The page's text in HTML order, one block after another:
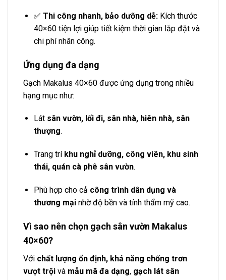
✅ Thi công nhanh, bảo dưỡng dễ:Kích thước
40×60 tiện lợi giúp tiết kiệm thời gian lắp đặt và
chi phí nhân công.
Ứng dụng đa dạng
Gạch Makalus 40×60 được ứng dụng trong nhiều
hạng mục như:
Lát sân vườn, lối đi, sân nhà, hiên nhà, sân
thượng.
Trang trí khu nghỉ dưỡng, công viên, khu sinh
thái, quán cà phê sân vườn.
Phù hợp cho cả công trình dân dụng và
thương mạinhờ độ bền và tính thẩm mỹ cao.
Vì sao nên chọn gạch sân vườn Makalus
40×60?
Với chất lượng ổn định, khả năng chống trơn
vượt trội và mẫu mã đa dạng, gạch lát sân